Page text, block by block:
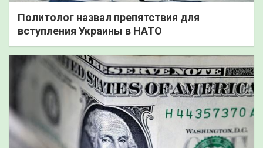
Политолог назвал препятствия для
вступления Украины в НАТО